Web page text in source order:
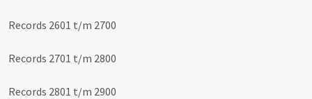
Records 2601 t/m 2700
Records 2701 t/m 2800
Records 2801 t/m 2900